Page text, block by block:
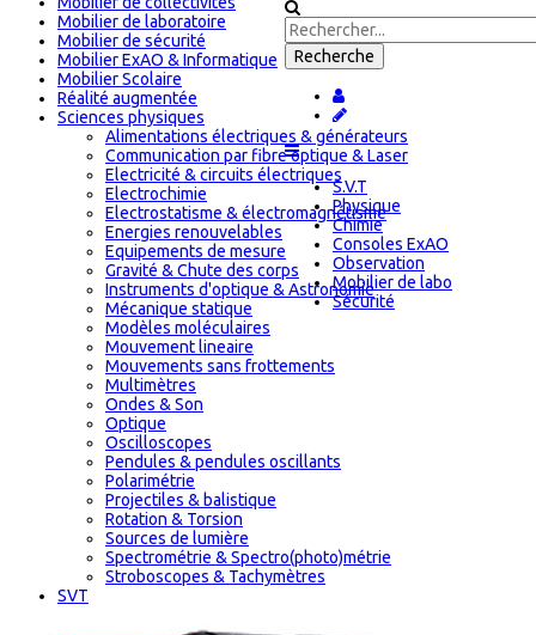
S.V.T
Physique
Chimie
Consoles ExAO
Observation
Mobilier de labo
Sécurité
Mobilier de laboratoire
Mobilier de sécurité
Mobilier ExAO & Informatique
Mobilier Scolaire
Réalité augmentée
Sciences physiques
Alimentations électriques & générateurs
Communication par fibre optique & Laser
Electricité & circuits électriques
Electrochimie
Electrostatisme & électromagnétisme
Energies renouvelables
Equipements de mesure
Gravité & Chute des corps
Instruments d'optique & Astronomie
Mécanique statique
Modèles moléculaires
Mouvement lineaire
Mouvements sans frottements
Multimètres
Ondes & Son
Optique
Oscilloscopes
Pendules & pendules oscillants
Polarimétrie
Projectiles & balistique
Rotation & Torsion
Sources de lumière
Spectrométrie & Spectro(photo)métrie
Stroboscopes & Tachymètres
SVT